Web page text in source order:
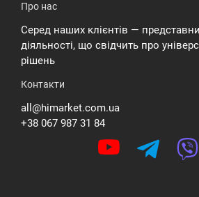
Про нас
Серед наших клієнтів —
діяльності, що свідчить про
рішень
Контакти
all@himarket.com.ua
+38 067 987 31 84